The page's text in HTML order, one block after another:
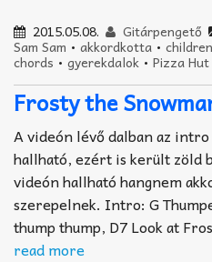
2015.05.08. Gitárpengető
Sam Sam • akkordkotta •
chords • gyerekdalok • Pizza Hut
Frosty the
A videón lévő dalban az
hallható, ezért is került zöld
videón hallható hangnem
szerepelnek. Intro: G
thump thump, D7 Look at
read more